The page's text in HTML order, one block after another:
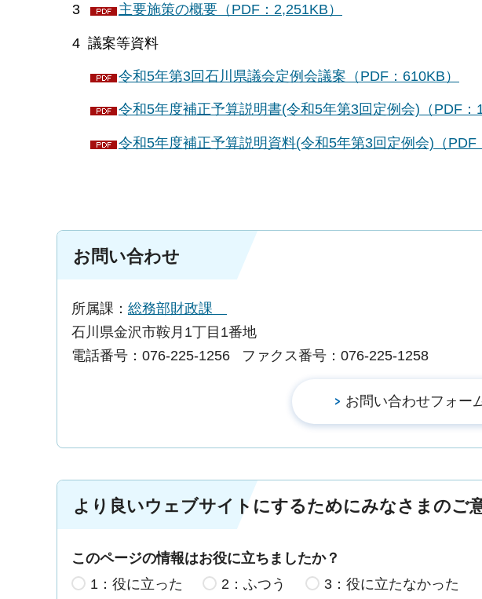
3 主要施策の概要（PDF：2,251KB）
4 議案等資料
令和5年第3回石川県議会定例会議案（PDF：610KB）
令和5年度補正予算説明書(令和5年第3回定例会)（PDF：
令和5年度補正予算説明資料(令和5年第3回定例会)（PDF
お問い合わせ
所属課： 総務部財政課
石川県金沢市鞍月1丁目1番地
電話番号：076-225-1256
ファクス番号：076-225-1258
より良いウェブサイトにするためにみなさまのご
このページの情報はお役に立ちましたか？
1：役に立った
2：ふつう 3：役に立たなかった